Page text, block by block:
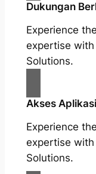
Dukungan
Experience
expertise
Solutions.
Akses Aplikasi
Experience
expertise
Solutions.